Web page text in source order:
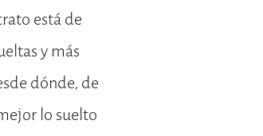
está de
y más
dónde, de
lo suelto